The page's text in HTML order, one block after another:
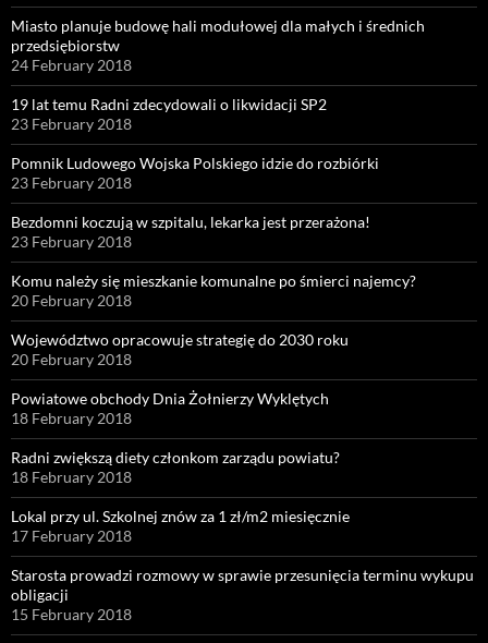
Miasto planuje budowę hali modułowej dla małych i średnich
przedsiębiorstw
24 February 2018
19 lat temu Radni zdecydowali o likwidacji SP2
23 February 2018
Pomnik Ludowego Wojska Polskiego idzie do rozbiórki
23 February 2018
Bezdomni koczują w szpitalu, lekarka jest przerażona!
23 February 2018
Komu należy się mieszkanie komunalne po śmierci najemcy?
20 February 2018
Województwo opracowuje strategię do 2030 roku
20 February 2018
Powiatowe obchody Dnia Żołnierzy Wyklętych
18 February 2018
Radni zwiększą diety członkom zarządu powiatu?
18 February 2018
Lokal przy ul. Szkolnej znów za 1 zł/m2 miesięcznie
17 February 2018
Starosta prowadzi rozmowy w sprawie przesunięcia terminu wykupu
obligacji
15 February 2018